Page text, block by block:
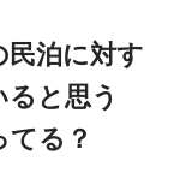
泊に対す
と思う
る？